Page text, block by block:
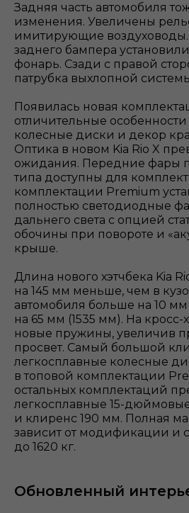
Задняя часть автомобиля
изменения. Увеличены
имитирующие
заднего бампера
фонарь. Сзади с правой
патрубка выхлопной
Появилась новая
отличительные
колесные диски и декор
Оптика в новом Kia Rio X
ожидания. Передние фары
типа доступны для
комплектации Premium
полностью светодиодные
дальнего света c опцией
обочины при повороте и
крыше.
Длина нового хэтчбека Kia
на 145 мм меньше, чем в
автомобиля больше на 10 мм
на 65 мм (1535 мм). На кросс-
новые пружины, увеличив
просвет. Самый большой
легкосплавные колесные
в топовой комплектации
остальных комплектаций
легкосплавные 15-
и клиренс 190 мм. Полная
зависит от модификации и
до 1620 кг.
Обновленный